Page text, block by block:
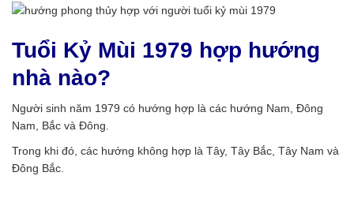
Tuổi Kỷ Mùi 1979 hợp hướng
nhà nào?
Người sinh năm 1979 có hướng hợp là các hướng Nam, Đông
Nam, Bắc và Đông.
Trong khi đó, các hướng không hợp là Tây, Tây Bắc, Tây Nam và
Đông Bắc.